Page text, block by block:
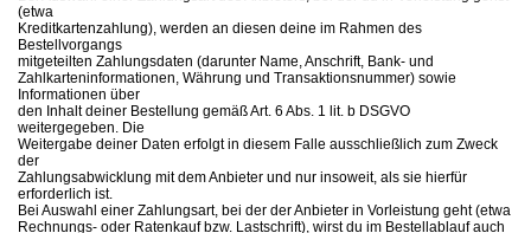
(etwa
Kreditkartenzahlung), werden an diesen deine im Rahmen des
Bestellvorgangs
mitgeteilten Zahlungsdaten (darunter Name, Anschrift, Bank- und
Zahlkarteninformationen, Währung und Transaktionsnummer) sowie
Informationen über
den Inhalt deiner Bestellung gemäß Art. 6 Abs. 1 lit. b DSGVO
weitergegeben. Die
Weitergabe deiner Daten erfolgt in diesem Falle ausschließlich zum Zweck
der
Zahlungsabwicklung mit dem Anbieter und nur insoweit, als sie hierfür
erforderlich ist.
Bei Auswahl einer Zahlungsart, bei der der Anbieter in Vorleistung geht (etwa
Rechnungs- oder Ratenkauf bzw. Lastschrift), wirst du im Bestellablauf auch